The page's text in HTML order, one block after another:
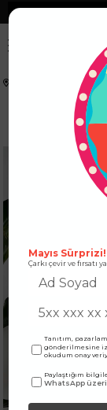
ÜST GİYİM
İp
Mayıs Sürprizi!
Çarkı çevir ve fırsatı
Tanıtım,
gönderilmesine
okudum onay
Paylaştığım
WhatsApp